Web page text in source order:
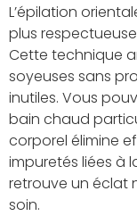
L’épilation
plus
Cette technique
soyeuses sans
inutiles. Vous
bain chaud
corporel élimine
impuretés liées à
retrouve un éclat
soin.